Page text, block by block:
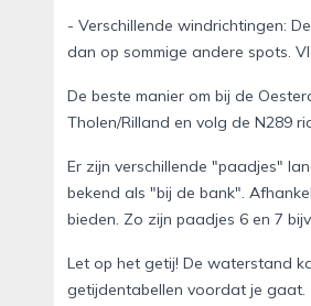
- Verschillende windrichtingen:
dan op sommige andere spots.
De beste manier om bij de
Tholen/Rilland en volg de N289
Er zijn verschillende "paadjes"
bekend als "bij de bank".
bieden. Zo zijn paadjes 6 en 7
Let op het getij! De waterstand
getijdentabellen voordat je gaat.